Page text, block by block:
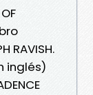
RAVISH.
inglés)